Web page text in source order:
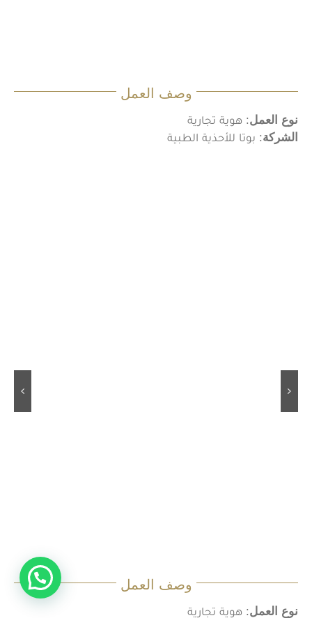
وصف العمل
نوع العمل: هوية تجارية
الشركة: بوتا للأحذية الطبية
وصف العمل
نوع العمل: هوية تجارية
Welcome | أهلاً بكم